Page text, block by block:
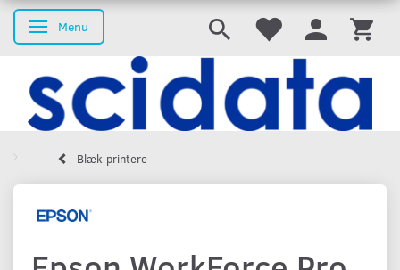
Skifte navigation
Menu
Blæk printere